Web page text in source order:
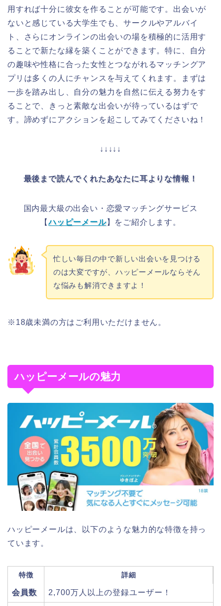
用すれば十分に彼女を作ることが可能です。出会いが
ないと感じている大学生でも、サークルやアルバイ
ト、さらにオンラインの出会いの場を積極的に活用す
ることで新たな縁を築くことができます。特に、自分
の趣味や性格に合った女性とつながれるマッチングア
プリは多くの人にチャンスを与えてくれます。まずは
一歩を踏み出し、自分の魅力を自然に伝える努力をす
ることで、きっと素敵な出会いが待っているはずで
す。諦めずにアクションを起こしてみてくださいね！
↓↓↓↓↓
最後まで読んでくれたあなたに耳よりな情報！
国内最大級の出会い・恋愛マッチングサービス
【ハッピーメール】をご紹介します。
忙しい毎日の中で新しい出会いを見つける
のは大変ですが、ハッピーメールならそん
な悩みも解消できますよ！
※18歳未満の方はご利用いただけません。
ハッピーメールの魅力
ハッピーメールは、以下のような魅力的な特徴を持っ
ています。
特徴 詳細
会員数 2,700万人以上の登録ユーザー！